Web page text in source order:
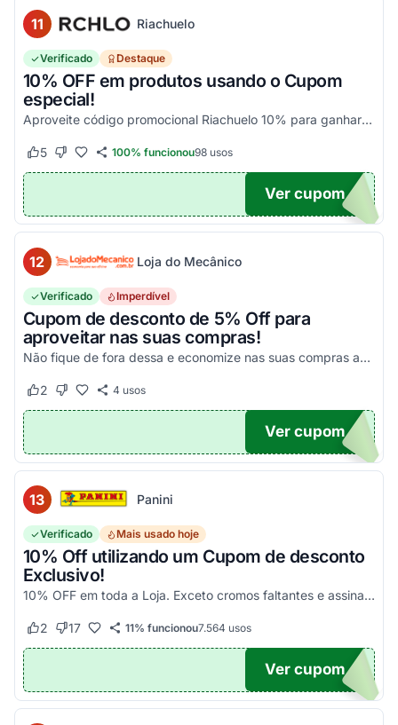
11 Riachuelo
Verificado Destaque
10% OFF em produtos usando o Cupom
especial!
Aproveite código promocional Riachuelo 10% para ganhar esse desconto em compras. Não cumulatios e somente para produtos vendidos e entregues pela Riachuelo, com exceção das categor...
Este cupom funcionou
5 Este cupom não funcionou
100% funcionou98usos
10
Ver cupom
12 Loja do Mecânico
Verificado Imperdível
Cupom de desconto de 5% Off para
aproveitar nas suas compras!
Não fique de fora dessa e economize nas suas compras agora mesmo!
Este cupom funcionou
2 Este cupom não funcionou
4 usos
DO5
Ver cupom
13 Panini
Verificado Mais usado hoje
10% Off utilizando um Cupom de desconto
Exclusivo!
10% OFF em toda a Loja. Exceto cromos faltantes e assinaturas. Aproveite essa exclusividade!
Este cupom funcionou
2 Este cupom não funcionou
17 11% funcionou7.564 usos
UPOM
Ver cupom